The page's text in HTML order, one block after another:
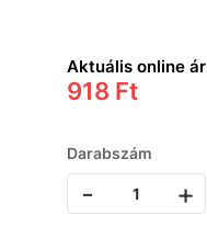
Aktuális online ár
918 Ft
Darabszám
- +